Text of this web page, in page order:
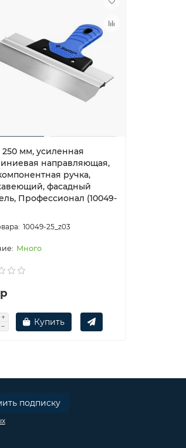
мм, усиленная
направляющая,
ручка,
фасадный
Профессионал (10049-
10049-25_z03
Много
Купить
подписку